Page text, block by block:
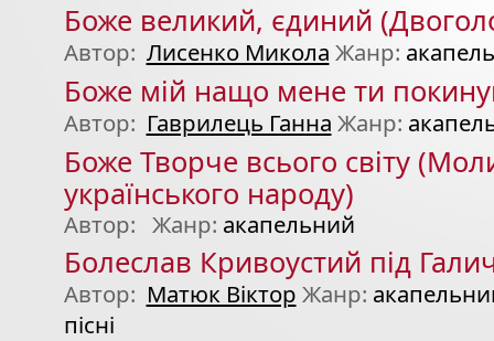
Боже великий, єдиний
Автор: Лисенко Микола Жанр:
Боже мій нащо мене ти
Автор: Гаврилець Ганна Жанр:
Боже Творче всього світу
українського народу)
Автор: Жанр: акапельний
Болеслав Кривоустий під
Автор: Матюк Віктор Жанр:
пісні